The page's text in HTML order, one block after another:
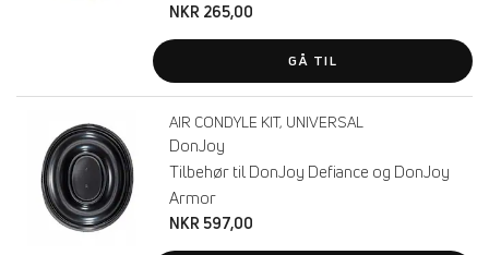
NKR 265,00
GÅ TIL
AIR CONDYLE KIT, UNIVERSAL
DonJoy
Tilbehør til DonJoy Defiance og DonJoy
Armor
NKR 597,00